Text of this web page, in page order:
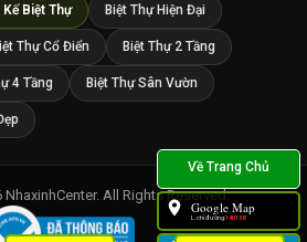
Kế Biệt Thự Biệt Thự Hiện Đại
Thự Cổ Điển Biệt Thự 2 Tầng
4 Tầng Biệt Thự Sân Vườn
All Rights Reserved.
Google Map
L.chỉ đường:140139